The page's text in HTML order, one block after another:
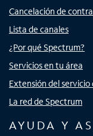
Cancelación de
Lista de canales
¿Por qué Spectrum?
Servicios en tu área
Extensión del
La red de Spectrum
AYUDA Y